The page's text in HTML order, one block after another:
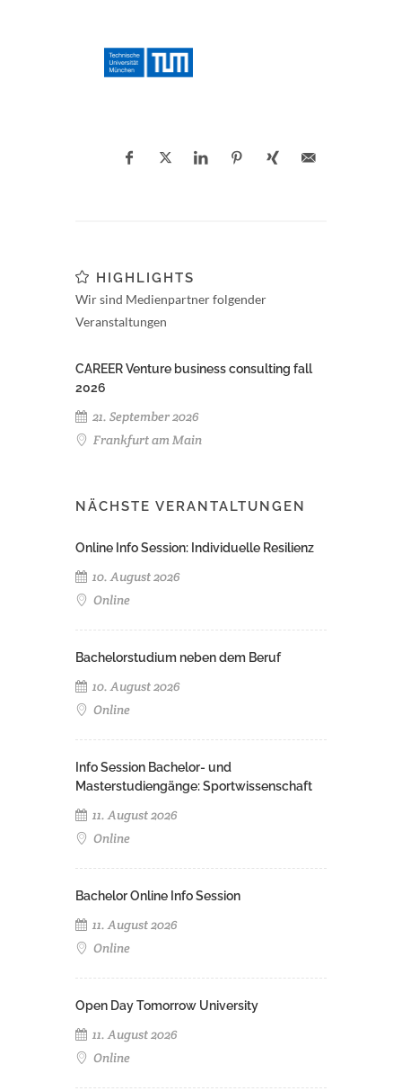
HIGHLIGHTS
Wir sind Medienpartner folgender
Veranstaltungen
CAREER Venture business consulting fall
2026
21. September 2026
Frankfurt am Main
NÄCHSTE VERANTALTUNGEN
Online Info Session: Individuelle Resilienz
10. August 2026
Online
Bachelorstudium neben dem Beruf
10. August 2026
Online
Info Session Bachelor- und
Masterstudiengänge: Sportwissenschaft
11. August 2026
Online
Bachelor Online Info Session
11. August 2026
Online
Open Day Tomorrow University
11. August 2026
Online